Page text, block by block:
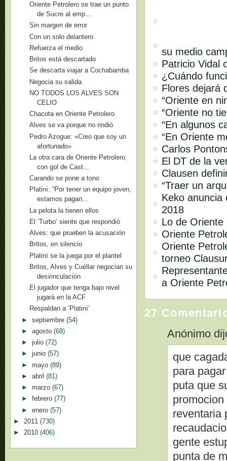
su medio
Patricio Vidal
¿Cuándo
Flores dejará
“Oriente en
“Oriente no
“En algunos
“En Oriente
Carlos
El DT de la
Clausen
“Traer un
Keko anuncia
2018
Lo de
Oriente
Oriente
torneo
a Oriente
27
Anónimo
que
para
puta que
reventaria
gente
punta de
Oriente Petrolero se trae un punto
de Sucre al emp...
Sin margen de error
Con un solo delantero
Refuerza el medio
Britos está descartado
Se descarta viajar a Cochabamba
Negocia su salida
NO TODOS LOS ALVES SON
CELIO
Chacota en Oriente Petrolero
Alves se va porque no rindió
Pedro Azogue: «Creo que soy un
afortunado»
La otra cara de Oriente Petrolero,
con gol de Cast...
Carando se pone a tono
Platiní: “Por tener un equipo joven,
estamos pagan...
La pelota la tienen ellos
El ‘Turbo’ siente que respondió
Alves: que prueben la acusación
Britos, en silencio
Platiní se la juega por el plantel
Britos, Alves y Cuéllar negocian su
desvinculación
El jugador que tenga bajo nivel
jugará en la ACF
Respaldan a ‘Platiní’
► septiembre (54)
► agosto (68)
► julio (72)
► junio (57)
► mayo (89)
► abril (81)
► marzo (67)
► febrero (77)
► enero (57)
► 2011 (730)
► 2010 (406)